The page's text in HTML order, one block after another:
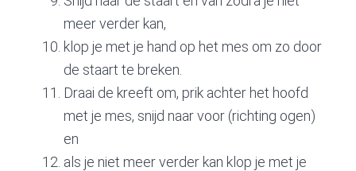
meer verder kan,
klop je met je hand op het mes om zo door
de staart te breken.
Draai de kreeft om, prik achter het hoofd
met je mes, snijd naar voor (richting ogen)
en
als je niet meer verder kan klop je met je